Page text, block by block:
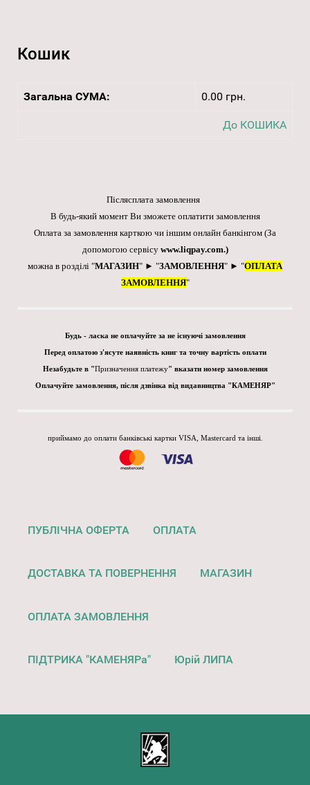
Кошик
Загальна СУМА: 0.00 грн.
До КОШИКА
Післясплата замовлення
В будь-який момент Ви зможете оплатити замовлення
Оплата за замовлення карткою чи іншим онлайн банкінгом (За
допомогою сервісу www.liqpay.com.)
можна в розділі "МАГАЗИН" ► "ЗАМОВЛЕННЯ" ► "ОПЛАТА
ЗАМОВЛЕННЯ"
Будь - ласка не оплачуйте за не існуючі замовлення
Перед оплатою з'ясуте наявність книг та точну вартість оплати
Незабудьте в "Призначення платежу" вказати номер замовлення
Оплачуйте замовлення, після дзвінка від видавництва "КАМЕНЯР"
приймамо до оплати банківські картки VISA, Mastercard та інші.
ПУБЛІЧНА ОФЕРТА ОПЛАТА
ДОСТАВКА ТА ПОВЕРНЕННЯ МАГАЗИН
ОПЛАТА ЗАМОВЛЕННЯ
ПІДТРИКА "КАМЕНЯРа" Юрій ЛИПА